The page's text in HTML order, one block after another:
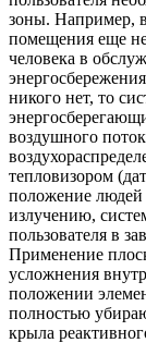
зоны. Например,
помещения еще
человека в
никого нет, то
воздушного
тепловизором
положение
излучению,
пользователя в
Применение
усложнения
положении
полностью
крыла